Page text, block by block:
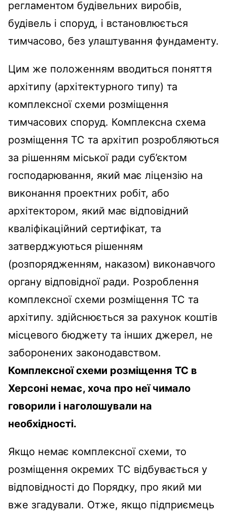
регламентом будівельних виробів,
будівель і споруд, і встановлюється
тимчасово, без улаштування фундаменту.
Цим же положенням вводиться поняття
архітипу (архітектурного типу) та
комплексної схеми розміщення
тимчасових споруд. Комплексна схема
розміщення ТС та архітип розробляються
за рішенням міської ради суб’єктом
господарювання, який має ліцензію на
виконання проектних робіт, або
архітектором, який має відповідний
кваліфікаційний сертифікат, та
затверджуються рішенням
(розпорядженням, наказом) виконавчого
органу відповідної ради. Розроблення
комплексної схеми розміщення ТС та
архітипу. здійснюється за рахунок коштів
місцевого бюджету та інших джерел, не
заборонених законодавством.
Комплексної схеми розміщення ТС в
Херсоні немає, хоча про неї чимало
говорили і наголошували на
необхідності.
Якщо немає комплексної схеми, то
розміщення окремих ТС відбувається у
відповідності до Порядку, про який ми
вже згадували. Отже, якщо підприємець